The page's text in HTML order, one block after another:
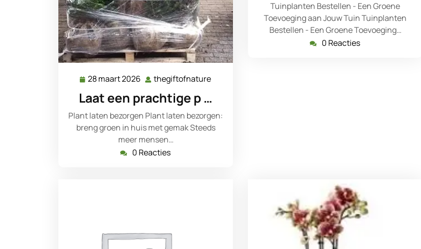
28 maart 2026 28
maart
2026
thegiftofnature
Laat een prachtige p …
Plant laten bezorgen Plant laten bezorgen:
breng groen in huis met gemak Steeds
meer mensen…
0 Reacties
Tuinplanten Bestellen - Een Groene
Toevoeging aan Jouw Tuin Tuinplanten
Bestellen - Een Groene Toevoeging…
0 Reacties